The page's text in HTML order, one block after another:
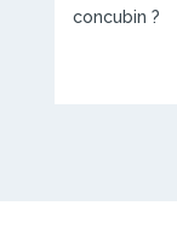
concubin ?